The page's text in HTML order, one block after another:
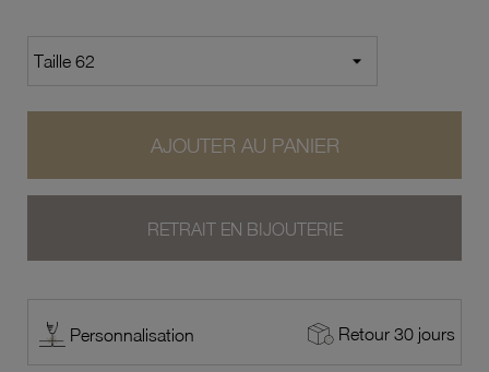
AJOUTER AU PANIER
RETRAIT EN BIJOUTERIE
Personnalisation Retour 30 jours